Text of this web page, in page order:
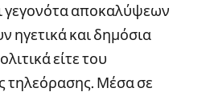
γεγονότα αποκαλύψεων
ηγετικά και δημόσια
είτε του
τηλεόρασης. Μέσα σε